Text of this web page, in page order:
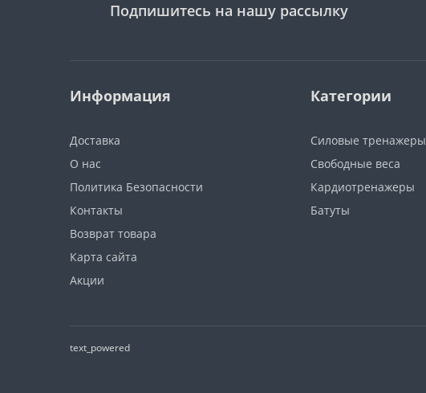
Подпишитесь на нашу рассылку
Информация
Доставка
О нас
Политика Безопасности
Контакты
Возврат товара
Карта сайта
Акции
Категории
Силовые тренажеры
Свободные веса
Кардиотренажеры
Батуты
text_powered